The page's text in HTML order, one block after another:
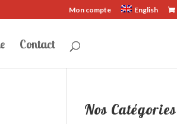
Mon compte English
Contact
Nos Catégories